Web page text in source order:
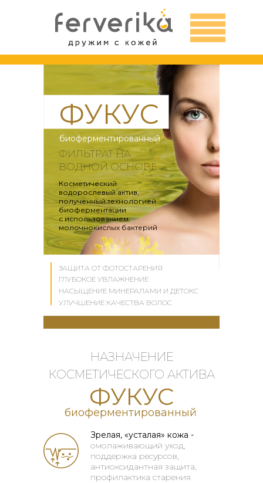
ФИЛЬТРАТ НА
ВОДНОЙ ОСНОВЕ
Косметический
водорослевый актив,
полученный технологией
биоферментации
с использованием
молочнокислых бактерий
ЗАЩИТА ОТ ФОТОСТАРЕНИЯ
ГЛУБОКОЕ УВЛАЖНЕНИЕ
НАСЫЩЕНИЕ МИНЕРАЛАМИ И ДЕТОКС
УЛУЧШЕНИЕ КАЧЕСТВА ВОЛОС
ФУКУС
биоферментированный
НАЗНАЧЕНИЕ
КОСМЕТИЧЕСКОГО АКТИВА
ФУКУС
Зрелая, «усталая» кожа -
омолаживающий уход,
поддержка ресурсов,
антиоксидантная защита,
профилактика старения
биоферментированный